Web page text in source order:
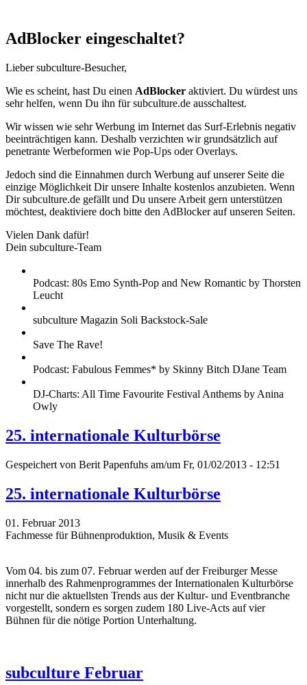
AdBlocker eingeschaltet?
Lieber subculture-Besucher,
Wie es scheint, hast Du einen AdBlocker aktiviert. Du würdest uns
sehr helfen, wenn Du ihn für subculture.de ausschaltest.
Wir wissen wie sehr Werbung im Internet das Surf-Erlebnis negativ
beeinträchtigen kann. Deshalb verzichten wir grundsätzlich auf
penetrante Werbeformen wie Pop-Ups oder Overlays.
Jedoch sind die Einnahmen durch Werbung auf unserer Seite die
einzige Möglichkeit Dir unsere Inhalte kostenlos anzubieten. Wenn
Dir subculture.de gefällt und Du unsere Arbeit gern unterstützen
möchtest, deaktiviere doch bitte den AdBlocker auf unseren Seiten.
Vielen Dank dafür!
Dein subculture-Team
Podcast: 80s Emo Synth-Pop and New Romantic by Thorsten
Leucht
subculture Magazin Soli Backstock-Sale
Save The Rave!
Podcast: Fabulous Femmes* by Skinny Bitch DJane Team
DJ-Charts: All Time Favourite Festival Anthems by Anina
Owly
25. internationale Kulturbörse
Gespeichert von Berit Papenfuhs am/um Fr, 01/02/2013 - 12:51
25. internationale Kulturbörse
01. Februar 2013
Fachmesse für Bühnenproduktion, Musik & Events
Vom 04. bis zum 07. Februar werden auf der Freiburger Messe
innerhalb des Rahmenprogrammes der Internationalen Kulturbörse
nicht nur die aktuellsten Trends aus der Kultur- und Eventbranche
vorgestellt, sondern es sorgen zudem 180 Live-Acts auf vier
Bühnen für die nötige Portion Unterhaltung.
subculture Februar